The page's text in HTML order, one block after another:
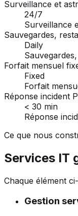
Surveillance et
24/7
Surveillance
Sauvegardes,
Daily
Forfait mensuel
Fixed
Forfait
Réponse incident
< 30 min
Réponse
Ce que nous
Services IT
Chaque élément
Gestion